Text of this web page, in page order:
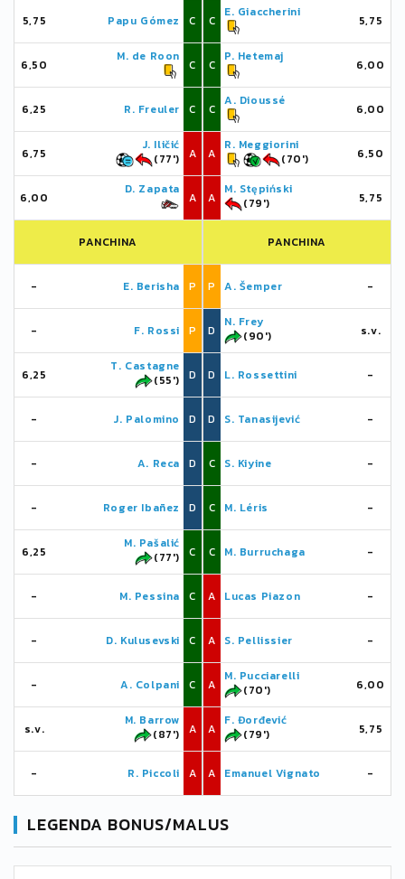
5,75 Papu Gómez C
6,50
M. de Roon
C
6,25 R. Freuler C
6,75
J. Iličić
(77')
A
6,00
D. Zapata
A
PANCHINA
- E. Berisha P
- F. Rossi P
6,25
T. Castagne
(55')
D
- J. Palomino D
- A. Reca D
- Roger Ibañez D
6,25
M. Pašalić
(77')
C
- M. Pessina C
- D. Kulusevski C
- A. Colpani C
s.v.
M. Barrow
(87')
A
- R. Piccoli A
C
E. Giaccherini
5,75
C
P. Hetemaj
6,00
C
A. Dioussé
6,00
A
R. Meggiorini
(70')
6,50
A
M. Stępiński
(79')
5,75
PANCHINA
P A. Šemper -
D
N. Frey
(90')
s.v.
D L. Rossettini -
D S. Tanasijević -
C S. Kiyine -
C M. Léris -
C M. Burruchaga -
A Lucas Piazon -
A S. Pellissier -
A
M. Pucciarelli
(70')
6,00
A
F. Đorđević
(79')
5,75
A Emanuel Vignato -
LEGENDA BONUS/MALUS